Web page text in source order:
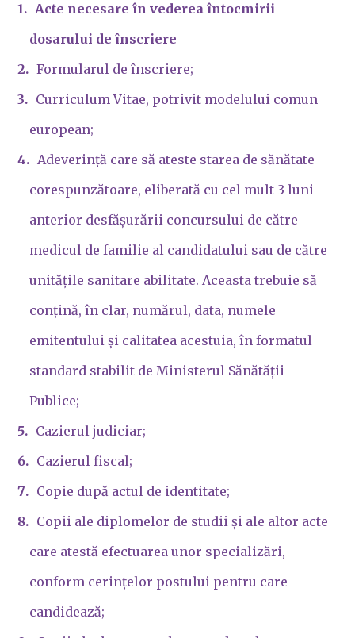
Acte necesare în vederea întocmirii
dosarului de înscriere
Formularul de înscriere;
Curriculum Vitae, potrivit modelului comun
european;
Adeverință care să ateste starea de sănătate
corespunzătoare, eliberată cu cel mult 3 luni
anterior desfășurării concursului de către
medicul de familie al candidatului sau de către
unitățile sanitare abilitate. Aceasta trebuie să
conțină, în clar, numărul, data, numele
emitentului și calitatea acestuia, în formatul
standard stabilit de Ministerul Sănătății
Publice;
Cazierul judiciar;
Cazierul fiscal;
Copie după actul de identitate;
Copii ale diplomelor de studii și ale altor acte
care atestă efectuarea unor specializări,
conform cerințelor postului pentru care
candidează;